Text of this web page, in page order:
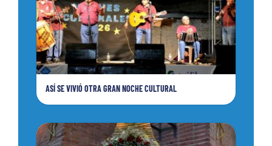
ASÍ SE VIVIÓ OTRA GRAN NOCHE CULTURAL